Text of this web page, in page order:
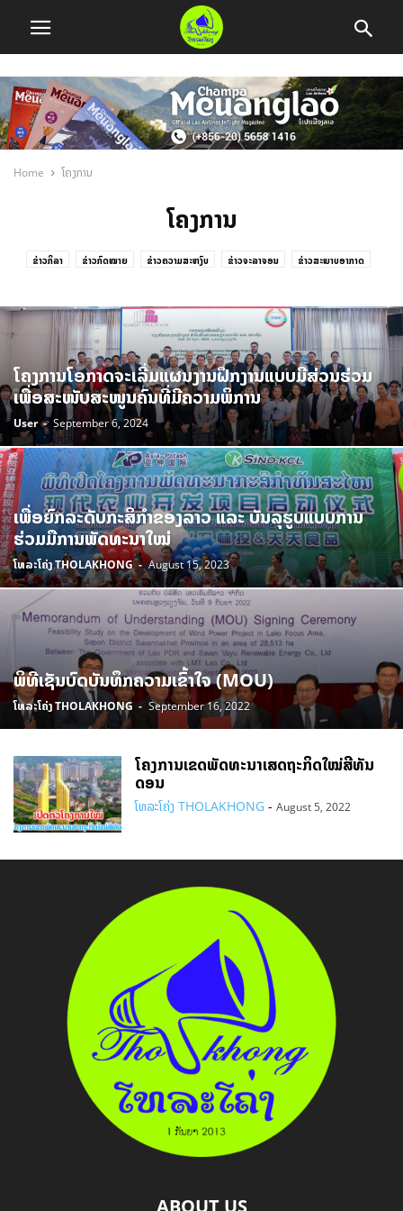
Home ໂຄງການ
ໂຄງການ
ຂ່າວກິລາ ຂ່າວກົດໝາຍ ຂ່າວຄວາມສະຫງົບ ຂ່າວຈະລາຈອນ
ຂ່າວສະພາບອາກາດ
ຂ່າວສຸຂະອະນາໄມ
ຂ່າວຕ່າງປະເທດ ຂ່າວທ້ອງຖິ່ນ ຂ່າວທ່ອງທ່ຽວ
ຂ່າວທາງການ
ຂ່າວທີດິນ
ຂ່າວທົ່ວໄປ ຂ່າວນໍ້າຖ້ວມ2021 ຂ່າວນານາສາລະ ຂ່າວນໍ້າມັນ
ໍຂ່າວນໍ້າມັນ
ຂ່າວບັນເທີງ
ຂ່າວປ່າໄມ້ ຂ່າວພະຍາກອນອາກາດ ຂ່າວພັດທະນາ
ຂ່າວພາຍໃນ
ຂ່າວຢາເສບຕິດ
ຂ່າວລົງນາມສັນຍາ ຂ່າວລົດໄຟ ຂ່າວລົດໄຟຟ້າ
ຂ່າວລົດໄຟລາວ-ຈີນ
ຂ່າວວັກຊີນ
ຂ່າວອັກຄີໄພ ຂ່າວອຸບັດຕິເຫດ ຂ່າວເສດຖະກິດ
ຂ່າວເຕັກໂນໂລຊີ
ຂ່າວເຕືອນໄພ
ຂ່າວເຫດການ ຂ່າວເຫດອັກຄີໄພ ຂ່າວແຜ່ນດິນໄຫວ
ຂ່າວໂຄວິດ-19
ຂ່າວໄພທຳມະຊາດ
ຂ່າວໄຟທຳມະຊາດ ຂ່າວໄຟຟ້າ ຂ່າວໄຟໄໝ້ ຂຸດຄົ້ນບໍ່ແຮ່
ຂົນສົ່ງ
ຄວາມຮ່ວມມື
ຄວາມຮູ້ ຄົນດີຂອງສັງຄົມ ງານເທດສະການ
ສະພາບອາກາດ
ສະ​ເໜີ​ໃຫ້​ເບິ່ງຄືນຄ່າ
ສັດປ່າ ສິນຄ້າ ສຸຂະພາບ ຍຸງລາຍ2022
ທ່ອງທ່ຽວ
ທຸລະກິດ
ນໍ້າຖ້ວມ2022 ບຸນປະເພນີ ປ້ອງກັນຄວາມສະຫງົບ
ປ້ອງກັນປະເທດ
ປະຫວັດສາດ
ພະຍາດ ພາຫະນະ ພາຫະນາ ລັດຖະບານ
ລາຍຮັບລັດຖະບານ
ລາວທ່ຽວໄທ
ລົດຕ່າງໆ ລົດໄຟ ລົດໄຟລາວ-ໄທ ລົດໄຟລາວຈີນ
ວັດທະນະທຳ
ອຸດສາຫະກຳ
ອຸບັດຕິເຫດ ອຸບັດເຫດ ໍົງົບປະມານ ເຂື່ອນ
ເຄື່ອງບໍລິໂພກ
ເສດຖະກິດ
ເທັກໂນໂໍລຊີ
ໂຄງການ
ໂຄງການກໍ່ສ້າງທາງລົດໄຟ
ໂຄງການໂອກາດຈະເລີ່ມແຜນງານຝຶກງານແບບມີສ່ວນຮ່ວມ
ເພື່ອສະໜັບສະໜູນຄົນທີ່ມີຄວາມພິການ
User - September 6, 2024
ເພື່ອຍົກລະດັບກະສິກຳຂອງລາວ ແລະ ບັນລຸຮູບແບບການ
ຮ່ວມມືການພັດທະນາໃໝ່
ໂທລະໂຄ່ງ THOLAKHONG - August 15, 2023
ພິທີເຊັນບົດບັນທຶກຄວາມເຂົ້າໃຈ (MOU)
ໂທລະໂຄ່ງ THOLAKHONG - September 16, 2022
ໂຄງການເຂດພັດທະນາເສດຖະກິດໃໝ່ສີທັນ
ດອນ
ໂທລະໂຄ່ງ THOLAKHONG - August 5, 2022
ABOUT US